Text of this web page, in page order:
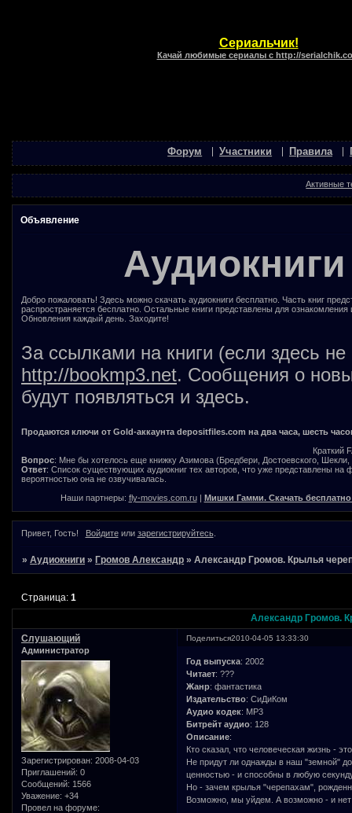
Сериальчик!
Качай любимые сериалы с http://
Форум Участники Правила
Активные
Объявление
Добро пожаловать! Здесь можно скачать аудиокниги бесплатно. Часть книг
распространяется бесплатно. Остальные книги представлены для
Обновления каждый день. Заходите!
За ссылками на книги (если здесь
http://bookmp3.net. Сообщения о
будут появляться и здесь.
Продаются ключи от Gold-аккаунта depositfiles.com на два часа, шесть
Краткий
Вопрос: Мне бы хотелось еще книжку Азимова (Бредбери, Достоевского, Шекли,
Ответ: Список существующих аудиокниг тех авторов, что уже представлены на
вероятностью она не озвучивалась.
Наши партнеры: fly-movies.com.ru| Мишки Гамми. Скачать
Привет, Гость! Войдитеили зарегистрируйтесь.
»Аудиокниги » Громов Александр »Александр Громов. Крылья
Александр Громов.
Страница:1
Поделиться2010-04-05 13:33:30
Слушающий
Администратор
Зарегистрирован: 2008-04-03
Приглашений: 0
Сообщений: 1566
Уважение: +34
Провел на форуме:
Год выпуска: 2002
Читает: ???
Жанр: фантастика
Издательство: СиДиКом
Аудио кодек: MP3
Битрейт аудио: 128
Описание:
Кто сказал, что человеческая жизнь -
Не придут ли однажды в наш "земной"
ценностью - и способны в любую
Но - зачем крылья "черепахам",
Возможно, мы уйдем. А возможно - и